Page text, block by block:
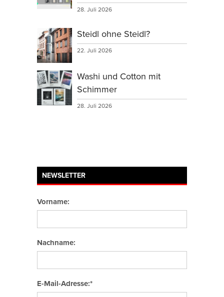
28. Juli 2026
Steidl ohne Steidl?
22. Juli 2026
Washi und Cotton mit
Schimmer
28. Juli 2026
NEWSLETTER
Vorname:
Nachname:
E-Mail-Adresse:*